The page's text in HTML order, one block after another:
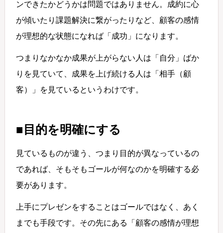
ンできたかどうかは問題ではありません。成約に心
が傾いたり課題解決に繋がったりなど、顧客の感情
が理想的な状態になれば「成功」になります。
つまりなかなか成果が上がらない人は「自分」ばか
りを見ていて、成果を上げ続ける人は「相手（顧
客）」を見ているというわけです。
■目的を明確にする
見ているものが違う、つまり目的が異なっているの
であれば、そもそもゴールが何なのかを明確する必
要があります。
上手にプレゼンをすることはゴールではなく、あく
までも手段です。その先にある「顧客の感情が理想